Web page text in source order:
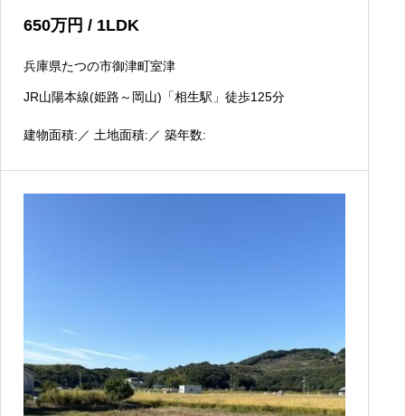
650万円 / 1LDK
兵庫県たつの市御津町室津
JR山陽本線(姫路～岡山)「相生駅」徒歩125分
建物面積:／ 土地面積:／ 築年数: